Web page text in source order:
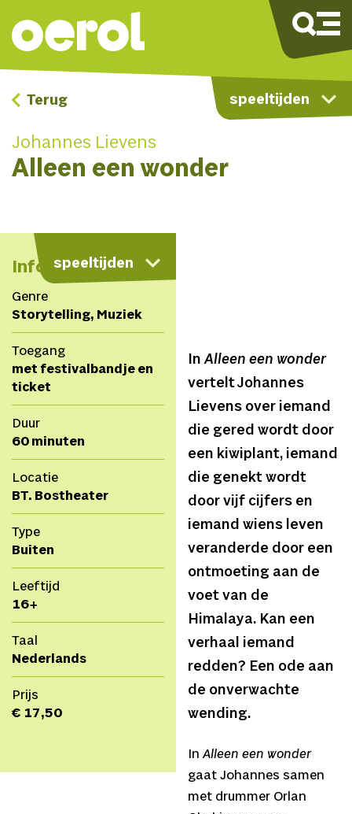
speeltijden
Terug
Johannes Lievens
Alleen een wonder
speeltijden
kaart
Info
Genre
Storytelling, Muziek
Toegang
met festivalbandje en
ticket
Duur
60 minuten
Locatie
BT. Bostheater
Type
Buiten
Leeftijd
16+
Taal
Nederlands
Prijs
€ 17,50
InAlleen een wonder
vertelt Johannes
Lievens over iemand
die gered wordt door
een kiwiplant, iemand
die genekt wordt
door vijf cijfers en
iemand wiens leven
veranderde door een
ontmoeting aan de
voet van de
Himalaya. Kan een
verhaal iemand
redden? Een ode aan
de onverwachte
wending.
InAlleen een wonder
gaat Johannes samen
met drummer Orlan